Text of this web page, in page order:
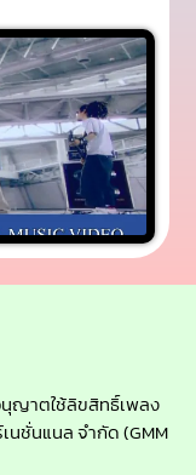
ญาตใช้ลิขสิทธิ์เพลง
นชั่นแนล จำกัด (GMM